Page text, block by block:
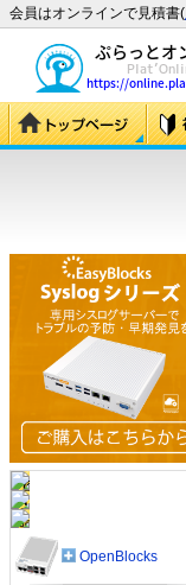
会員はオンラインで見積書(
OpenBlocks